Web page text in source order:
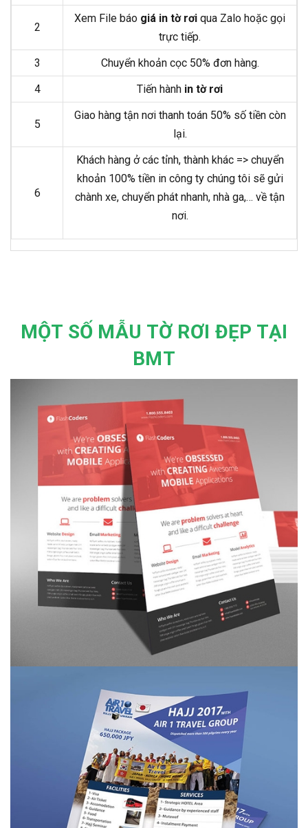
2
Xem File báo giá in tờ rơi qua Zalo hoặc gọi
trực tiếp.
3
Chuyển khoản cọc 50% đơn hàng.
4
Tiến hành in tờ rơi
5
Giao hàng tận nơi thanh toán 50% số tiền còn
lại.
6
Khách hàng ở các tỉnh, thành khác => chuyển
khoản 100% tiền in công ty chúng tôi sẽ gửi
chành xe, chuyển phát nhanh, nhà ga,… về tận
nơi.
MỘT SỐ MẪU TỜ RƠI ĐẸP TẠI
BMT